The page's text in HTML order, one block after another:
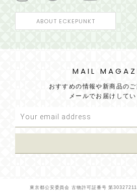
ABOUT ECKEPUNKT
MAIL
おすすめの情報や新商品のご
メールでお届けしてい
東京都公安委員会 古物許可証番号 第